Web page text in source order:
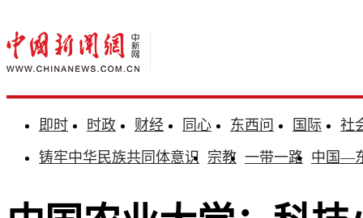
即时 时政 财经 同心 东西问 国际
社
铸牢中华民族共同体意识 宗教 一带一路 中国—